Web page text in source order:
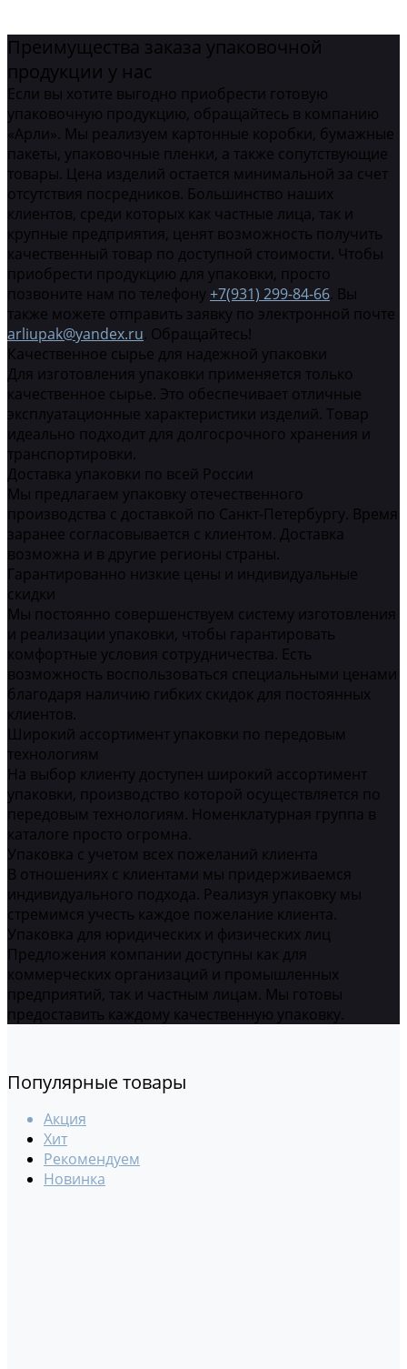
Преимущества заказа упаковочной
продукции у нас
Если вы хотите выгодно приобрести готовую
упаковочную продукцию, обращайтесь в компанию
«Арли». Мы реализуем картонные коробки, бумажные
пакеты, упаковочные пленки, а также сопутствующие
товары. Цена изделий остается минимальной за счет
отсутствия посредников. Большинство наших
клиентов, среди которых как частные лица, так и
крупные предприятия, ценят возможность получить
качественный товар по доступной стоимости. Чтобы
приобрести продукцию для упаковки, просто
позвоните нам по телефону+7(931) 299-84-66. Вы
также можете отправить заявку по электронной почте
arliupak@yandex.ru. Обращайтесь!
Качественное сырье для надежной упаковки
Для изготовления упаковки применяется только
качественное сырье. Это обеспечивает отличные
эксплуатационные характеристики изделий. Товар
идеально подходит для долгосрочного хранения и
транспортировки.
Доставка упаковки по всей России
Мы предлагаем упаковку отечественного
производства с доставкой по Санкт-Петербургу. Время
заранее согласовывается с клиентом. Доставка
возможна и в другие регионы страны.
Гарантированно низкие цены и индивидуальные
скидки
Мы постоянно совершенствуем систему изготовления
и реализации упаковки, чтобы гарантировать
комфортные условия сотрудничества. Есть
возможность воспользоваться специальными ценами
благодаря наличию гибких скидок для постоянных
клиентов.
Широкий ассортимент упаковки по передовым
технологиям
На выбор клиенту доступен широкий ассортимент
упаковки, производство которой осуществляется по
передовым технологиям. Номенклатурная группа в
каталоге просто огромна.
Упаковка с учетом всех пожеланий клиента
В отношениях с клиентами мы придерживаемся
индивидуального подхода. Реализуя упаковку мы
стремимся учесть каждое пожелание клиента.
Упаковка для юридических и физических лиц
Предложения компании доступны как для
коммерческих организаций и промышленных
предприятий, так и частным лицам. Мы готовы
предоставить каждому качественную упаковку.
Популярные товары
Акция
Хит
Рекомендуем
Новинка